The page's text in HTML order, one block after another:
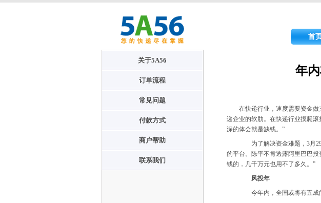
首
关于5A56
订单流程
常见问题
付款方式
商户帮助
联系我们
年
在快递行业，速度需要资金
递企业的软肋。在快递行业摸爬
深的体会就是缺钱。”
为了解决资金难题，3月29
的平台。陈平不肯透露阿里巴巴
钱的，几千万元也用不了多久。”
风投年
今年内，全国或将有五成